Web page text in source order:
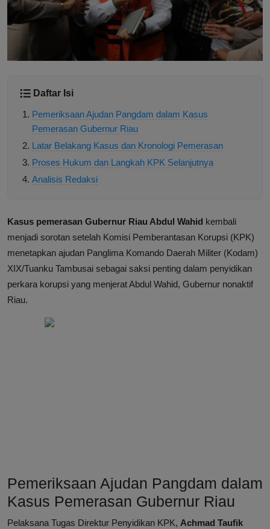
Daftar Isi
Pemeriksaan Ajudan Pangdam dalam Kasus
Pemerasan Gubernur Riau
Latar Belakang Kasus dan Kronologi Pemerasan
Proses Hukum dan Langkah KPK Selanjutnya
Analisis Redaksi
Kasus pemerasan Gubernur Riau Abdul Wahid kembali
menjadi sorotan setelah Komisi Pemberantasan Korupsi (KPK)
menetapkan ajudan Panglima Komando Daerah Militer (Kodam)
XIX/Tuanku Tambusai sebagai saksi penting dalam penyidikan
perkara korupsi yang menjerat Abdul Wahid, Gubernur nonaktif
Riau.
Pemeriksaan Ajudan Pangdam dalam
Kasus Pemerasan Gubernur Riau
Pelaksana Tugas Direktur Penyidikan KPK, Achmad Taufik